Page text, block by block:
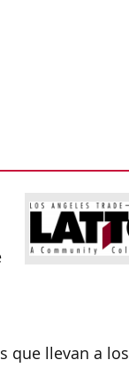
que llevan a los